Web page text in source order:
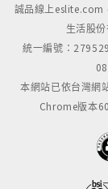
誠品線上
生活股
統一編號：
本網站已依台灣網
Chrome版本